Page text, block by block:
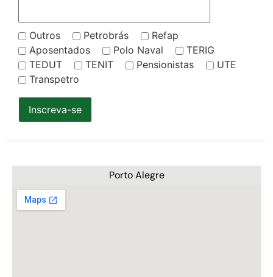
Outros Petrobrás
Refap
Aposentados
Polo Naval
TERIG
TEDUT
TENIT Pensionistas
UTE
Transpetro
Inscreva-se
Porto Alegre